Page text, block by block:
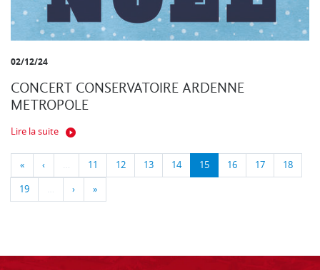
02/12/24
CONCERT CONSERVATOIRE ARDENNE
METROPOLE
Lire la suite
« ‹ … 11 12 13 14 15 16 17 18
19 … › »